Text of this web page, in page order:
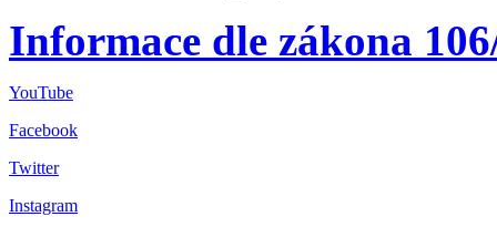
Informace dle zákona
YouTube
Facebook
Twitter
Instagram